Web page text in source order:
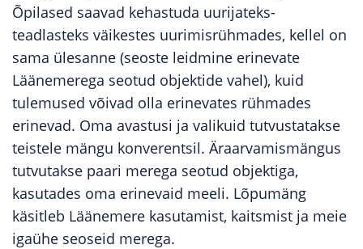
Õpilased saavad kehastuda uurijateks-
teadlasteks väikestes uurimisrühmades, kellel on
sama ülesanne (seoste leidmine erinevate
Läänemerega seotud objektide vahel), kuid
tulemused võivad olla erinevates rühmades
erinevad. Oma avastusi ja valikuid tutvustatakse
teistele mängu konverentsil. Äraarvamismängus
tutvutakse paari merega seotud objektiga,
kasutades oma erinevaid meeli. Lõpumäng
käsitleb Läänemere kasutamist, kaitsmist ja meie
igaühe seoseid merega.